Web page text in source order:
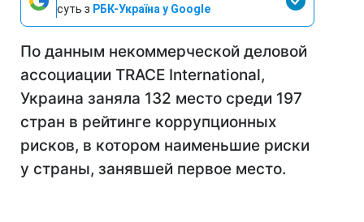
суть з РБК-Україна у Google
По данным некоммерческой деловой
ассоциации TRACE International,
Украина заняла 132 место среди 197
стран в рейтинге коррупционных
рисков, в котором наименьшие риски
у страны, занявшей первое место.